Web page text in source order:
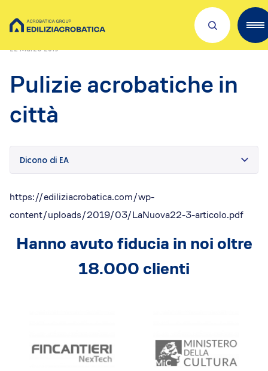
Scopri Acrobatica
Lavora con noi
Dove siamo
Investors
ESG
Il nostro franchising
Dicono di Acrobatica
Home/Press Releases
22 Marzo 2019
Pulizie acrobatiche in
città
Dicono di EA
https://ediliziacrobatica.com/wp-
content/uploads/2019/03/LaNuova22-3-articolo.pdf
Hanno avuto fiducia in noi oltre
18.000 clienti